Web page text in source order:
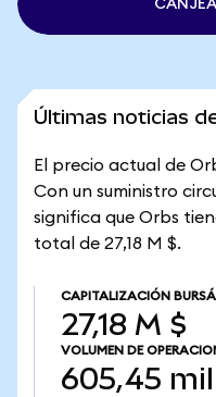
Últimas noticias
El precio actual de
Con un suministro
significa que Orbs
total de 27,18 M $.
CAPITALIZACIÓN
27,18 M $
VOLUMEN DE
605,45